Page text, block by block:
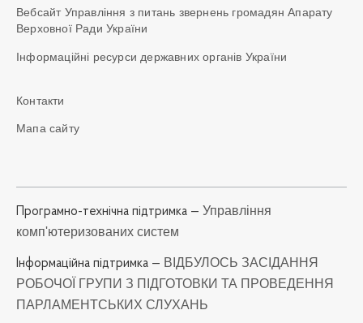
Вебсайт Управління з питань звернень громадян Апарату
Верховної Ради України
Інформаційні ресурси державних органів України
Контакти
Мапа сайту
Програмно-технічна підтримка — Управління
комп'ютеризованих систем
Iнформаційна підтримка — ВІДБУЛОСЬ ЗАСІДАННЯ
РОБОЧОЇ ГРУПИ З ПІДГОТОВКИ ТА ПРОВЕДЕННЯ
ПАРЛАМЕНТСЬКИХ СЛУХАНЬ